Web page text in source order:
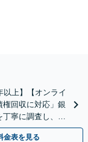
以上】【オンライ
回収に対応」銀
寧に調査し、効
金表を見る